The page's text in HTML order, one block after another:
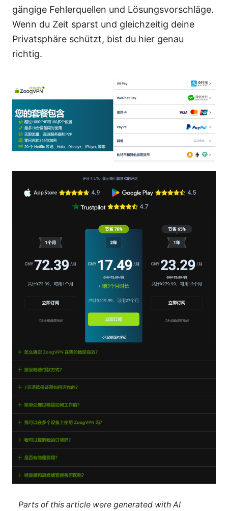
gängige Fehlerquellen und Lösungsvorschläge.
Wenn du Zeit sparst und gleichzeitig deine
Privatsphäre schützt, bist du hier genau
richtig.
Parts of this article were generated with AI